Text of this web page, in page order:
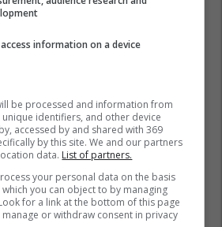
information on a device
be processed and information from
identifiers, and other device
accessed by and shared with 369
by this site. We and our partners
data. List of partners.
your personal data on the basis
you can object to by managing
for a link at the bottom of this page
or withdraw consent in privacy